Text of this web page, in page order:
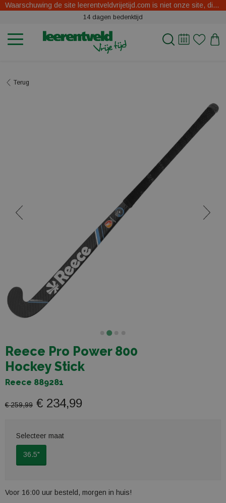
Waarschuwing de site leerentveldvrijetijd.com is niet onze site, dit zijn oplichters.
14 dagen bedenktijd
Terug
Reece Pro Power 800
Hockey Stick
Reece 889281
€ 259,99 € 234,99
Selecteer maat
36.5"
Voor 16:00 uur besteld, morgen in huis!